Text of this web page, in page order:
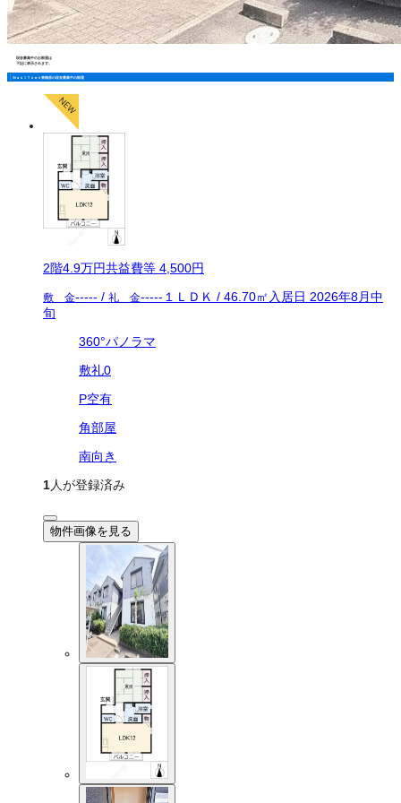
現在募集中のお部屋は
下記に表示されます。
ＭａｓｔＴｏｗｎ東柳原の現在募集中の部屋
2階4.9万円共益費等 4,500円
敷 金----- / 礼 金----- １ＬＤＫ / 46.70㎡ 入居日 2026年8月中
旬
360°パノラマ
敷礼0
P空有
角部屋
南向き
1人が登録済み
物件画像を見る